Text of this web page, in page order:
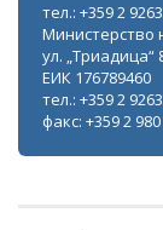
тел.: +359 2
Министерство
ул. „Триадица“
ЕИК 176789460
тел.: +359 2
факс: +359 2